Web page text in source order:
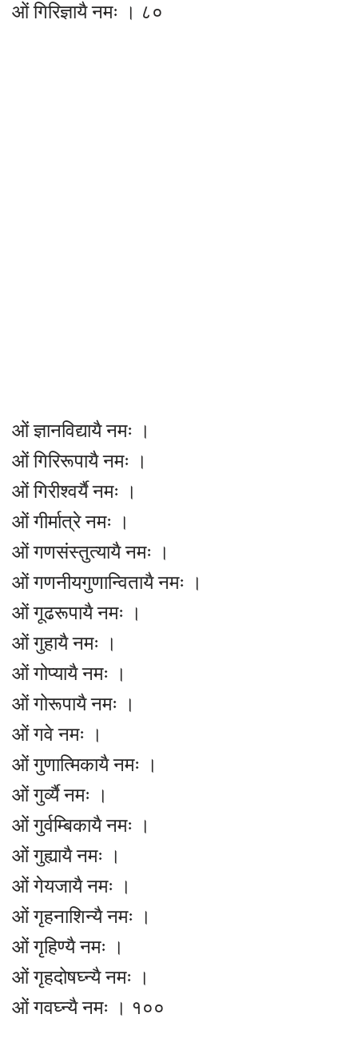
ओं गिरिज्ञायै नमः । ८०
ओं ज्ञानविद्यायै नमः ।
ओं गिरिरूपायै नमः ।
ओं गिरीश्वर्यै नमः ।
ओं गीर्मात्रे नमः ।
ओं गणसंस्तुत्यायै नमः ।
ओं गणनीयगुणान्वितायै नमः ।
ओं गूढरूपायै नमः ।
ओं गुहायै नमः ।
ओं गोप्यायै नमः ।
ओं गोरूपायै नमः ।
ओं गवे नमः ।
ओं गुणात्मिकायै नमः ।
ओं गुर्व्यै नमः ।
ओं गुर्वम्बिकायै नमः ।
ओं गुह्यायै नमः ।
ओं गेयजायै नमः ।
ओं गृहनाशिन्यै नमः ।
ओं गृहिण्यै नमः ।
ओं गृहदोषघ्न्यै नमः ।
ओं गवघ्न्यै नमः । १००